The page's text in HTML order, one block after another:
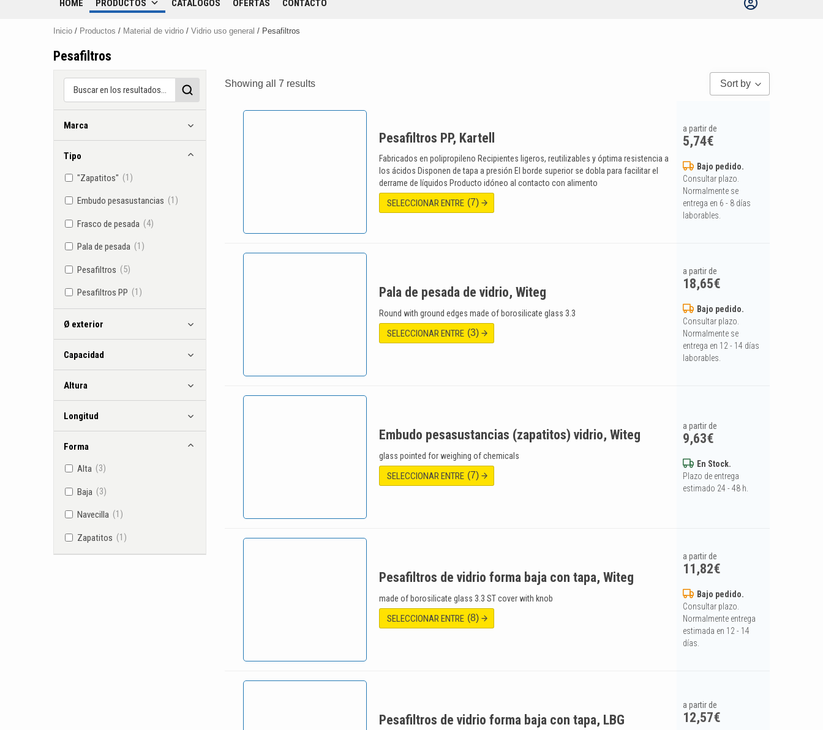
HOME PRODUCTOS CATÁLOGOS OFERTAS CONTACTO
Inicio / Productos / Material de vidrio / Vidrio uso general / Pesafiltros
Pesafiltros
Marca
Tipo
"Zapatitos" (1)
Embudo pesasustancias (1)
Frasco de pesada (4)
Pala de pesada (1)
Pesafiltros (5)
Pesafiltros PP (1)
Ø exterior
Capacidad
Altura
Longitud
Forma
Alta (3)
Baja (3)
Navecilla (1)
Zapatitos (1)
Showing all 7 results Sort by
Pesafiltros PP, Kartell
Fabricados en polipropileno Recipientes ligeros, reutilizables y óptima resistencia a
los ácidos Disponen de tapa a presión El borde superior se dobla para facilitar el
derrame de líquidos Producto idóneo al contacto con alimento
SELECCIONAR ENTRE (7)
a partir de
5,74€
Bajo pedido.
Consultar plazo.
Normalmente se
entrega en 6 - 8 días
laborables.
Pala de pesada de vidrio, Witeg
Round with ground edges made of borosilicate glass 3.3
SELECCIONAR ENTRE (3)
a partir de
18,65€
Bajo pedido.
Consultar plazo.
Normalmente se
entrega en 12 - 14 días
laborables.
Embudo pesasustancias (zapatitos) vidrio, Witeg
glass pointed for weighing of chemicals
SELECCIONAR ENTRE (7)
a partir de
9,63€
En Stock.
Plazo de entrega
estimado 24 - 48 h.
Pesafiltros de vidrio forma baja con tapa, Witeg
made of borosilicate glass 3.3 ST cover with knob
SELECCIONAR ENTRE (8)
a partir de
11,82€
Bajo pedido.
Consultar plazo.
Normalmente entrega
estimada en 12 - 14
días.
Pesafiltros de vidrio forma baja con tapa, LBG
a partir de
12,57€